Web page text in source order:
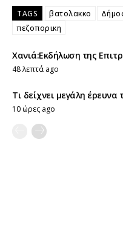
TAGS βατολακκο
πεζοπορικη
Χανιά:Εκδήλωση της
48 λεπτά ago
Τι δείχνει μεγάλη έρευνα
10 ώρες ago